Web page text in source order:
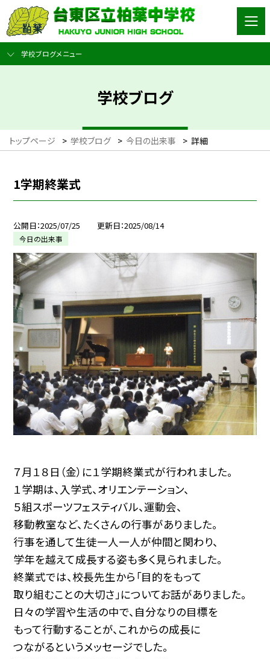
学校ブログメニュー
学校ブログ
トップページ > 学校ブログ > 今日の出来事 > 詳細
1学期終業式
公開日 2025/07/25 更新日 2025/08/14
今日の出来事
７月１８日（金）に１学期終業式が行われました。
１学期は、入学式、オリエンテーション、
５組スポーツフェスティバル、運動会、
移動教室など、たくさんの行事がありました。
行事を通して生徒一人一人が仲間と関わり、
学年を越えて成長する姿も多く見られました。
終業式では、校長先生から「目的をもって
取り組むことの大切さ」についてお話がありました。
日々の学習や生活の中で、自分なりの目標を
もって行動することが、 これからの成長に
つながるというメッセージでした。